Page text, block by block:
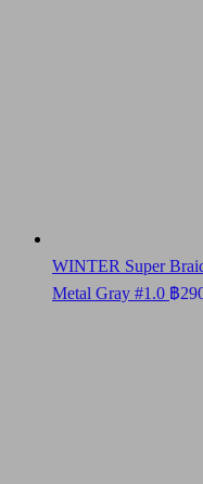
WINTER Super
Metal Gray #1.0 ฿